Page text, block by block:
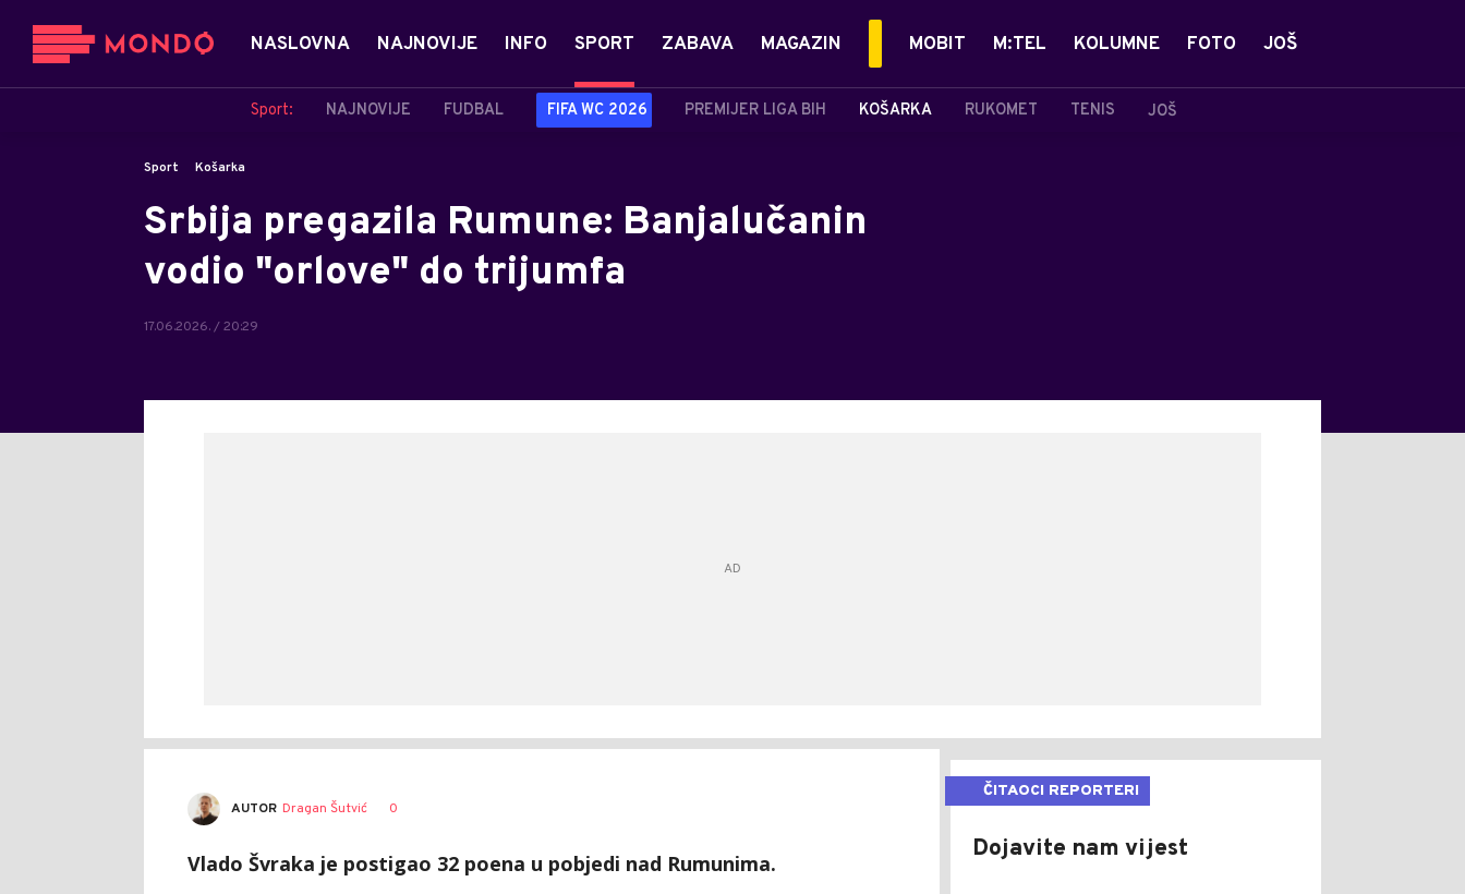
NASLOVNA NAJNOVIJE INFO SPORT
Sport: NAJNOVIJE FUDBAL FIFA WC 2026 PREMIJER LIGA BIH KOŠARKA RUKOMET TENIS JOŠ
ZABAVA MAGAZIN MOBIT M:TEL KOLUMNE FOTO JOŠ
Sport Košarka
Srbija pregazila Rumune: Banjalučanin
vodio "orlove" do trijumfa
17.06.2026. / 20:29
AUTOR Dragan Šutvić 0
Vlado Švraka je postigao 32 poena u pobjedi nad Rumunima.
ČITAOCI REPORTERI
Dojavite nam vijest